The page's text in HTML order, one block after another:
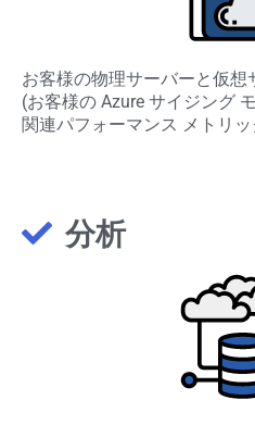
お客様の物理サーバーと仮
(お客様の Azure サイジング
関連パフォーマンス メトリ
分析